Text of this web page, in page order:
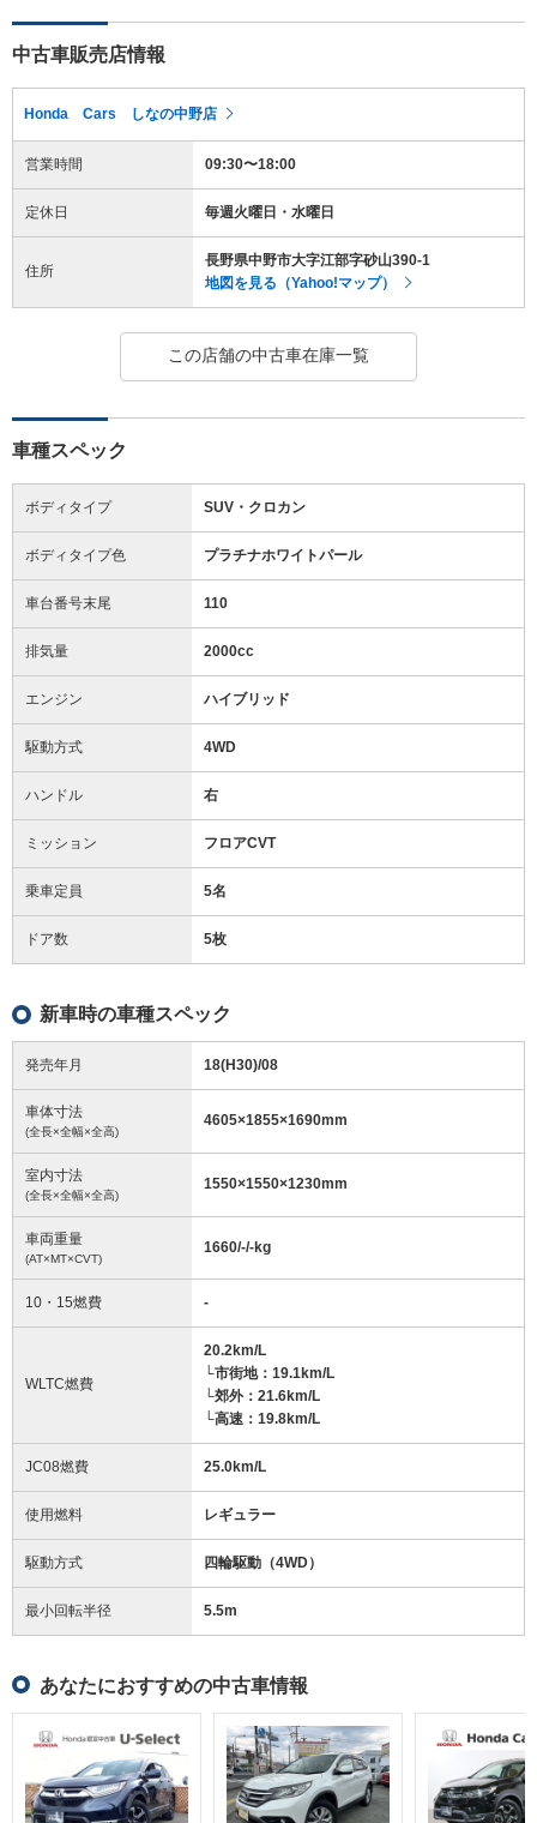
中古車販売店情報
Honda Cars しなの中野店
営業時間 09:30〜18:00
定休日 毎週火曜日・水曜日
住所
長野県中野市大字江部字砂山390-1
地図を見る（Yahoo!マップ）
この店舗の中古車在庫一覧
車種スペック
ボディタイプ SUV・クロカン
ボディタイプ色 プラチナホワイトパール
車台番号末尾 110
排気量 2000cc
エンジン ハイブリッド
駆動方式 4WD
ハンドル 右
ミッション フロアCVT
乗車定員 5名
ドア数 5枚
新車時の車種スペック
発売年月 18(H30)/08
車体寸法
(全長×全幅×全高)
4605×1855×1690mm
室内寸法
(全長×全幅×全高)
1550×1550×1230mm
車両重量
(AT×MT×CVT)
1660/-/-kg
10・15燃費 -
WLTC燃費
20.2km/L
└市街地：19.1km/L
└郊外：21.6km/L
└高速：19.8km/L
JC08燃費 25.0km/L
使用燃料 レギュラー
駆動方式 四輪駆動（4WD）
最小回転半径 5.5m
あなたにおすすめの中古車情報